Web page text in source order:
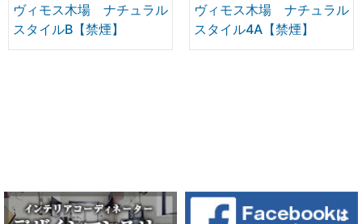
ヴィモス木場 ナチュラル
スタイルB【禁煙】
ヴィモス木場 ナチュラル
スタイル4A【禁煙】